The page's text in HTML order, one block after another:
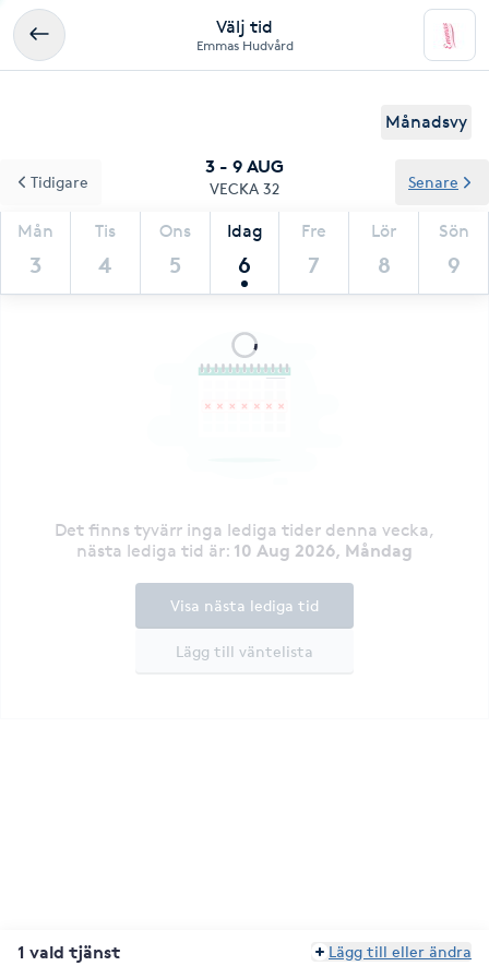
Välj tid
Emmas Hudvård
Månadsvy
3 - 9 AUG
VECKA 32
Mån
3
Tis
4
Ons
5
Idag
6
Fre
7
Lör
8
Sön
9
Tidigare Senare
Det finns tyvärr inga lediga tider denna vecka,
nästa lediga tid är: 10 Aug 2026, Måndag
Lägg till väntelista
Visa nästa lediga tid
1 vald tjänst Lägg till eller ändra